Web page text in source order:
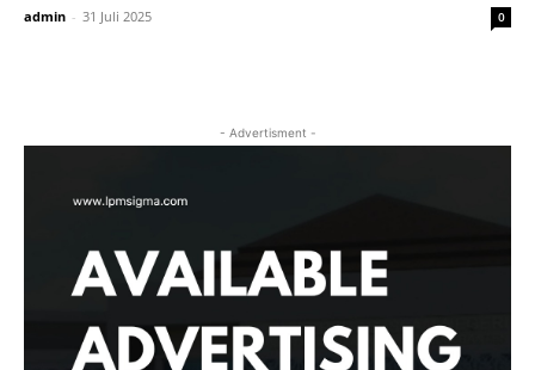
admin - 31 Juli 2025 0
- Advertisment -